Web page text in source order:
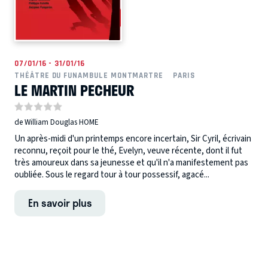
07/01/16 - 31/01/16
THÉÂTRE DU FUNAMBULE MONTMARTRE
PARIS
LE MARTIN PECHEUR
de William Douglas HOME
Un après-midi d'un printemps encore incertain, Sir Cyril, écrivain
reconnu, reçoit pour le thé, Evelyn, veuve récente, dont il fut
très amoureux dans sa jeunesse et qu'il n'a manifestement pas
oubliée. Sous le regard tour à tour possessif, agacé...
En savoir plus